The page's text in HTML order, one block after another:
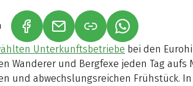
(LINK ÖFFNET IN NEUEM TAB)
(LINK ÖFFNET IN NEUEM TAB)
(LINK ÖFFNET
Unterkunftsbetriebe bei den
Wanderer und Bergfexe jeden Tag aufs
und abwechslungsreichen Frühstück.